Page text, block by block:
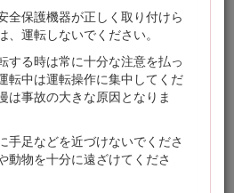
全保護機器が正しく取り付けら
、運転しないでください。
する時は常に十分な注意を払っ
転中は運転操作に集中してくだ
は事故の大きな原因となりま
手足などを近づけないでくださ
動物を十分に遠ざけてくださ
で安全講習や運転講習の
覧、代理店についての情報閲覧、
を行っていただくことができま
品についてなど、分からないこと
はカスタマーサービスにおたずね
際には、必ず製品のモデル番号と
ください。図1 にモデル番号とシリ
取り付け位置を示します。いまの
ましょう。